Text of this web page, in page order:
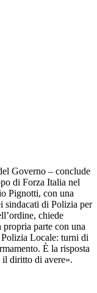
Governo – conclude
di Forza Italia nel
Pignotti, con una
sindacati di Polizia per
chiede
parte con una
Locale: turni di
È la risposta
il diritto di avere».